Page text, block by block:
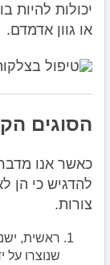
יכולות להיות
או גוון אדמדם.
הסוגים
כאשר אנו
להדגיש כי הן
צורות.
ראשית,
שנוצרו על